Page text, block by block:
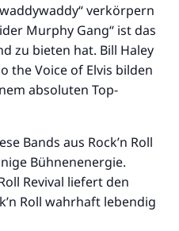
verkörpern
Murphy Gang“ ist das
zu bieten hat. Bill Haley
the Voice of Elvis bilden
absoluten Top-
Bands aus Rock’n Roll
Bühnenenergie.
Revival liefert den
Roll wahrhaft lebendig